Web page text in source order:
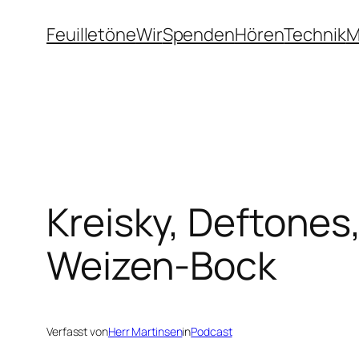
InhaltFeuilletöneWirSpendenHörenTechnik
Kreisky,
Weizen-Bock
Verfasst vonHerr MartinseninPodcast